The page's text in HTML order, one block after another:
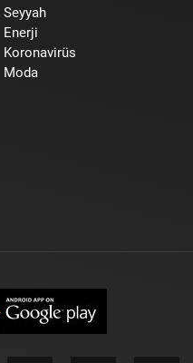
Seyyah
Enerji
Koronavirüs
Moda